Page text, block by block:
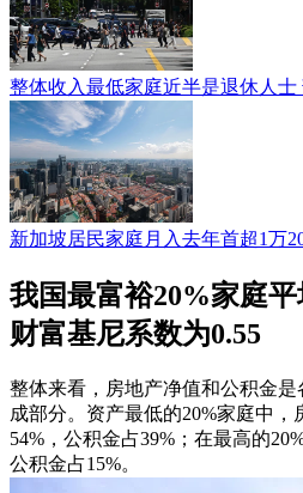
整体收入最低家庭近半是退休人士
新加坡居民家庭月入去年首超1万
我国最富裕20%家庭
财富基尼系数为0.55
整体来看，房地产净值和公积金
成部分。资产最低的20%家庭中，
54%，公积金占39%；在最高的
公积金占15%。